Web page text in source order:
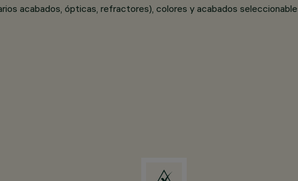
acabados, ópticas, refractores), colores y acabados